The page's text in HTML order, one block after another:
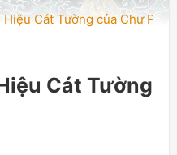
Cát Tường của Chư Phật
Cát Tường